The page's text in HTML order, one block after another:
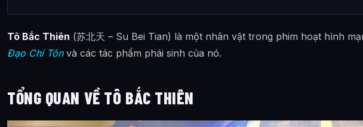
Tô Bắc Thiên (苏北天 – Su Bei Tian) là một nhân vật trong phim hoạt hình
Đạo Chí Tônvà các tác phẩm phái sinh của nó.
TỔNG QUAN VỀ TÔ BẮC THIÊN